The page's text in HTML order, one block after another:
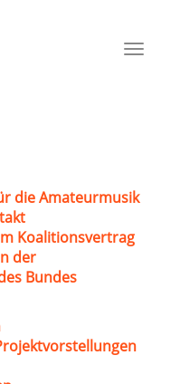
Toggle
die Amateurmusik
Koalitionsvertrag
der
Bundes